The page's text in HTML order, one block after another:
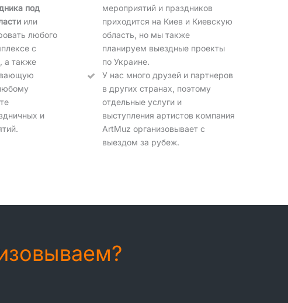
под
или
любого
с
а также
и
мероприятий и праздников
приходится на Киев и Киевскую
область, но мы также
планируем выездные проекты
по Украине.
У нас много друзей и партнеров
в других странах, поэтому
отдельные услуги и
выступления артистов компания
ArtMuz организовывает с
выездом за рубеж.